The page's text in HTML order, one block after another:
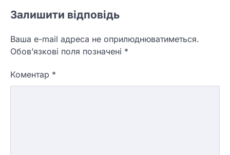
Залишити відповідь
Ваша e-mail адреса не оприлюднюватиметься.
Обов’язкові поля позначені *
Коментар *